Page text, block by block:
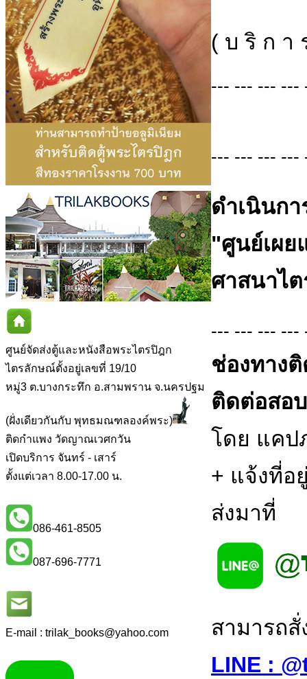
ศูนย์จัดส่งตู้และหนังสือพระไตรปิฎก
ไตรลักษณ์ตั้งอยู่เลขที่ 19/10
หมู่3 ต.บางกระทึก อ.สามพราน จ.นครปฐม
(ฝั่งเดียวกันกับ พุทธมณฑลองค์พระ)
ติดกำแพง วัดญาณเวศกวัน
เปิดบริการ จันทร์ - เสาร์
ตั้งแต่เวลา 8.00-17.00 น.
086-461-8505
087-696-7771
E-mail : trilak_books@yahoo.com
( บ ริ ก า
--- --- --- ---
--- --- --- ---
ดำเนินก
"ศูนย์เผย
ศาสนาไ
--- --- --- ---
ช่องทาง
ติดต่อสอ
โดย แค
+ แจ้งที่อ
ส่งมาที่
สามารถ
LINE :